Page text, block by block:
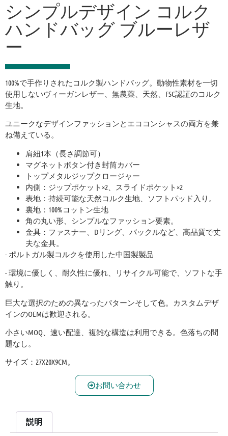
シンプルデザイン コルク
ハンドバッグ ブルーレザ
ー
100%で手作りされたコルク製ハンドバッグ。動物性素材を一切
使用しないヴィーガンレザー、無農薬、天然、FSC認証のコルク
生地。
ユニークなデザインファッションとエココンシャスの両方を兼
ね備えている。
肩紐1本（長さ調節可）
マグネットボタン付き封筒カバー
トップメタルジップクロージャー
内側：ジップポケット×2、スライドポケット×2
表地：持続可能な天然コルク生地、ソフトパッド入り。
裏地：100%コットン生地
角の丸い形、シンプルなファッション要素。
金具：ファスナー、Dリング、バックルなど、高品質で丈
夫な金具。
- ポルトガル製コルクを使用した中国製製品
- 環境に優しく、耐久性に優れ、リサイクル可能で、ソフトな手
触り。
巨大な選択のための異なったパターンそして色。カスタムデザ
インのOEMは歓迎される。
小さいMOQ、速い配達、複雑な構造は利用できる。色落ちの問
題なし。
サイズ：27X20X9CM。
お問い合わせ
説明